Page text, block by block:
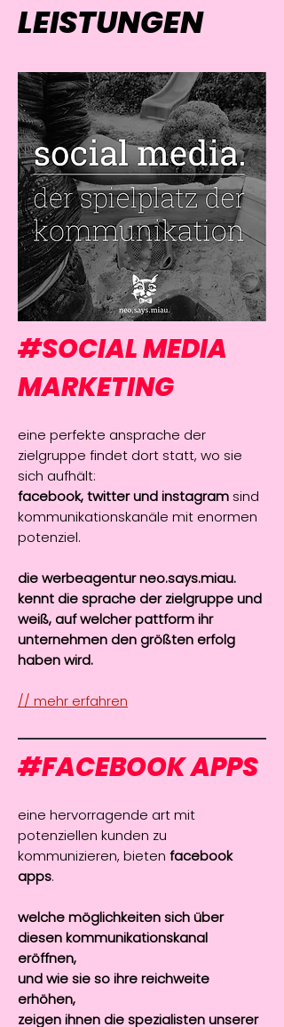
LEISTUNGEN
#SOCIAL MEDIA
MARKETING
eine perfekte ansprache der
zielgruppe findet dort statt, wo sie
sich aufhält:
facebook, twitter und instagram sind
kommunikationskanäle mit enormen
potenziel.
die werbeagentur neo.says.miau.
kennt die sprache der zielgruppe und
weiß, auf welcher pattform ihr
unternehmen den größten erfolg
haben wird.
// mehr erfahren
#FACEBOOK APPS
eine hervorragende art mit
potenziellen kunden zu
kommunizieren, bieten facebook
apps.
welche möglichkeiten sich über
diesen kommunikationskanal
eröffnen,
und wie sie so ihre reichweite
erhöhen,
zeigen ihnen die spezialisten unserer